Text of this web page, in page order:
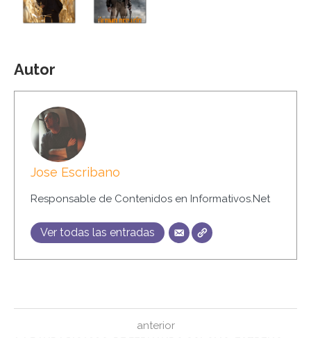
Autor
Jose Escribano
Responsable de Contenidos en Informativos.Net
Ver todas las entradas
anterior